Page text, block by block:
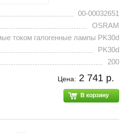
00-00032651
OSRAM
током галогенные лампы PK30d
PK30d
200
Цена: 2 741 р.
В корзину